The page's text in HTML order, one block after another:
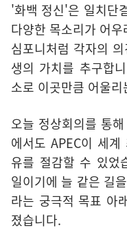
'화백 정신'은 일치단
다양한 목소리가 어
심포니처럼 각자의
생의 가치를 추구합
소로 이곳만큼 어울
오늘 정상회의를 통
에서도 APEC이 세
유를 절감할 수 있었
일이기에 늘 같은 길
라는 궁극적 목표 아
졌습니다.